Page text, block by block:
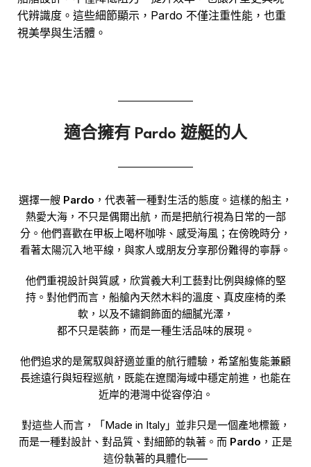
代辨識度。這些細節顯示，Pardo 不僅注重性能，也重
視美學與生活體。
適合擁有 Pardo 遊艇的人
選擇一艘 Pardo ，代表著一種對生活的態度。 這樣的船主，
熱愛大海，不只是偶爾出航，而是把航行視為日常的一部
分。 他們喜歡在甲板上喝杯咖啡、感受海風；在傍晚時分，
看著太陽沉入地平線，與家人或朋友分享那份難得的寧靜。
他們重視設計與質感，欣賞義大利工藝對比例與線條的堅
持。對他們而言，船艙內天然木料的溫度、真皮座椅的柔
軟，以及不鏽鋼飾面的細膩光澤，
都不只是裝飾，而是一種生活品味的展現。
他們追求的是駕馭與舒適並重的航行體驗，希望船隻能兼顧
長途遠行與短程巡航，既能在遼闊海域中穩定前進，也能在
近岸的港灣中從容停泊。
對這些人而言，「Made in Italy」並非只是一個產地標籤，
而是一種對設計、對品質、對細節的執著。而 Pardo ，正是
這份執著的具體化——